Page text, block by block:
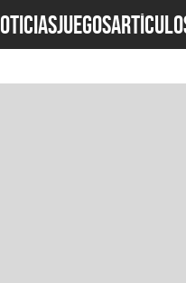
JUEGOS